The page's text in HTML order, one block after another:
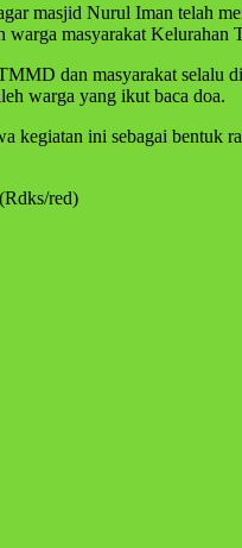
masjid Nurul Iman telah
masyarakat Kelurahan
dan masyarakat selalu
warga yang ikut baca doa.
ini sebagai bentuk
red)